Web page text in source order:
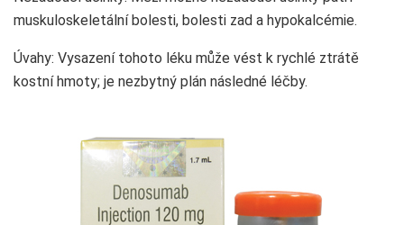
muskuloskeletální bolesti, bolesti zad a hypokalcémie.
Úvahy: Vysazení tohoto léku může vést k rychlé ztrátě
kostní hmoty; je nezbytný plán následné léčby.